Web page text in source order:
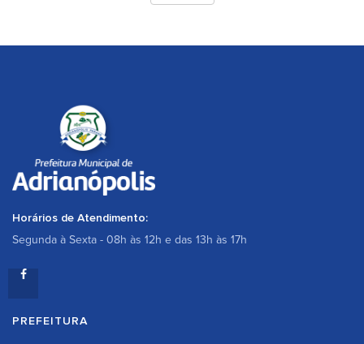
Horários de Atendimento:
Segunda à Sexta - 08h às 12h e das 13h às 17h
PREFEITURA